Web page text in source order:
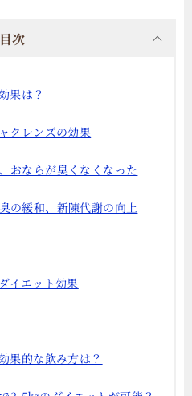
目次
果は？
クレンズの効果
おならが臭くなくなった
の緩和、新陳代謝の向上
イエット効果
果的な飲み方は？